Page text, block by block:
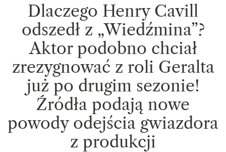
Dlaczego Henry Cavill
odszedł z „Wiedźmina”?
Aktor podobno chciał
zrezygnować z roli Geralta
już po drugim sezonie!
Źródła podają nowe
powody odejścia gwiazdora
z produkcji